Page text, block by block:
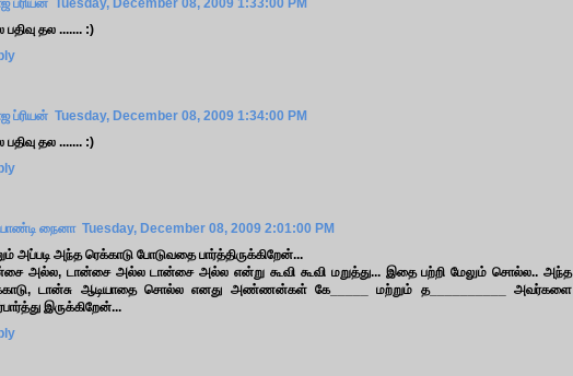
ப்ரியன் Tuesday, December 08, 2009 1:33:00 PM
பதிவு தல ....... :)
ப்ரியன் Tuesday, December 08, 2009 1:34:00 PM
பதிவு தல ....... :)
நைனா Tuesday, December 08, 2009 2:01:00 PM
அப்படி அந்த ரெக்காடு போடுவதை பார்த்திருக்கிறேன்...
அல்ல, டான்சை அல்ல டான்சை அல்ல என்று கூவி கூவி மறுத்து... இதை பற்றி மேலும் சொல்ல.. அந்த
டான்சு ஆடியாதை சொல்ல எனது அண்ணன்கள் கே_____ மற்றும் த__________ அவர்களை
இருக்கிறேன்...